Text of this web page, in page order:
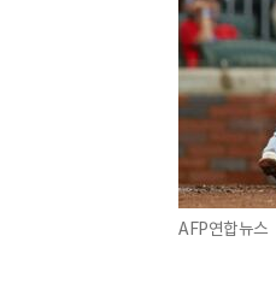
AFP연합뉴스